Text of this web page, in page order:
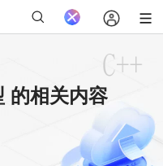
的相关内容